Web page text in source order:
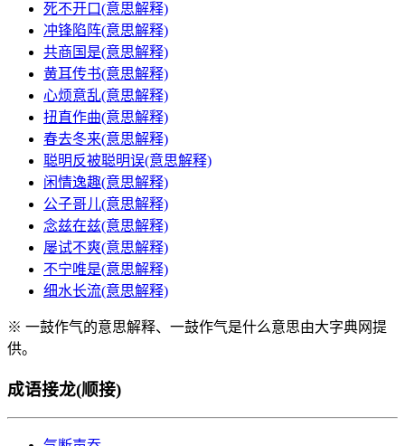
死不开口(意思解释)
冲锋陷阵(意思解释)
共商国是(意思解释)
黄耳传书(意思解释)
心烦意乱(意思解释)
扭直作曲(意思解释)
春去冬来(意思解释)
聪明反被聪明误(意思解释)
闲情逸趣(意思解释)
公子哥儿(意思解释)
念兹在兹(意思解释)
屡试不爽(意思解释)
不宁唯是(意思解释)
细水长流(意思解释)
※ 一鼓作气的意思解释、一鼓作气是什么意思由大字典网提
供。
成语接龙(顺接)